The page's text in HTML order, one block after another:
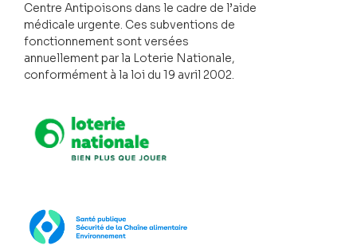
Centre Antipoisons dans le cadre de l’aide
médicale urgente. Ces subventions de
fonctionnement sont versées
annuellement par la Loterie Nationale,
conformément à la loi du 19 avril 2002.
Loterie Nationale